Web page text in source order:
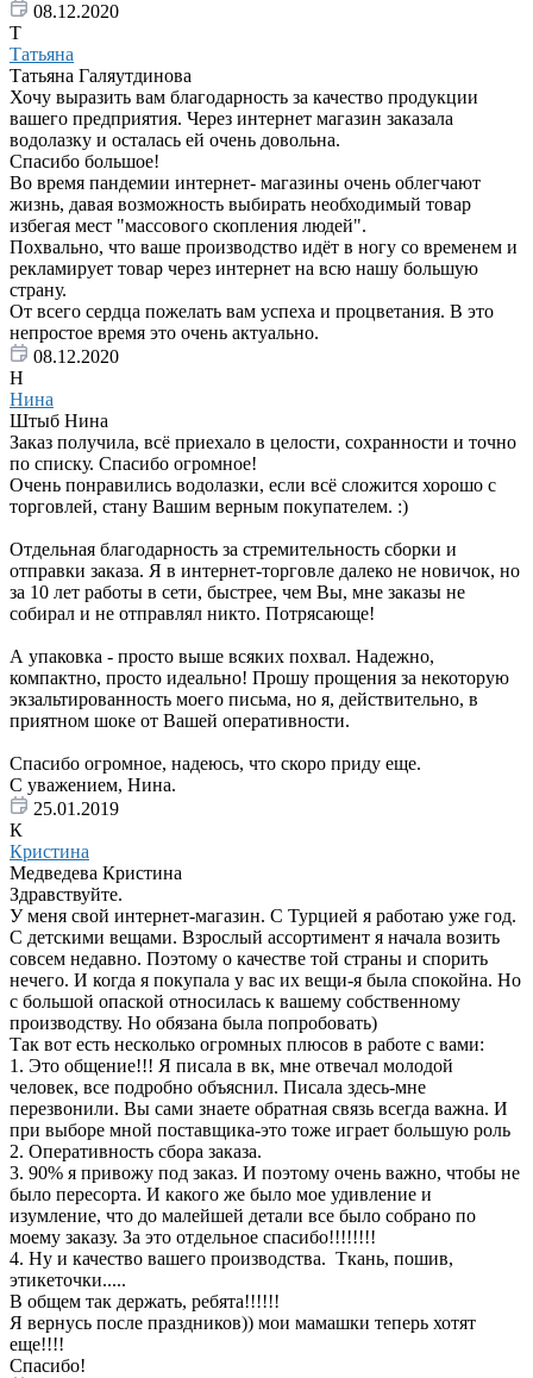
08.12.2020
Т
Татьяна
Татьяна Галяутдинова
Хочу выразить вам благодарность за качество продукции
вашего предприятия. Через интернет магазин заказала
водолазку и осталась ей очень довольна.
Спасибо большое!
Во время пандемии интернет- магазины очень облегчают
жизнь, давая возможность выбирать необходимый товар
избегая мест "массового скопления людей".
Похвально, что ваше производство идёт в ногу со временем и
рекламирует товар через интернет на всю нашу большую
страну.
От всего сердца пожелать вам успеха и процветания. В это
непростое время это очень актуально.
08.12.2020
Н
Нина
Штыб Нина
Заказ получила, всё приехало в целости, сохранности и точно
по списку. Спасибо огромное!
Очень понравились водолазки, если всё сложится хорошо с
торговлей, стану Вашим верным покупателем. :)
Отдельная благодарность за стремительность сборки и
отправки заказа. Я в интернет-торговле далеко не новичок, но
за 10 лет работы в сети, быстрее, чем Вы, мне заказы не
собирал и не отправлял никто. Потрясающе!
А упаковка - просто выше всяких похвал. Надежно,
компактно, просто идеально! Прошу прощения за некоторую
экзальтированность моего письма, но я, действительно, в
приятном шоке от Вашей оперативности.
Спасибо огромное, надеюсь, что скоро приду еще.
С уважением, Нина.
25.01.2019
К
Кристина
Медведева Кристина
Здравствуйте.
У меня свой интернет-магазин. С Турцией я работаю уже год.
С детскими вещами. Взрослый ассортимент я начала возить
совсем недавно. Поэтому о качестве той страны и спорить
нечего. И когда я покупала у вас их вещи-я была спокойна. Но
с большой опаской относилась к вашему собственному
производству. Но обязана была попробовать)
Так вот есть несколько огромных плюсов в работе с вами:
1. Это общение!!! Я писала в вк, мне отвечал молодой
человек, все подробно объяснил. Писала здесь-мне
перезвонили. Вы сами знаете обратная связь всегда важна. И
при выборе мной поставщика-это тоже играет большую роль
2. Оперативность сбора заказа.
3. 90% я привожу под заказ. И поэтому очень важно, чтобы не
было пересорта. И какого же было мое удивление и
изумление, что до малейшей детали все было собрано по
моему заказу. За это отдельное спасибо!!!!!!!!
4. Ну и качество вашего производства. Ткань, пошив,
этикеточки.....
В общем так держать, ребята!!!!!!
Я вернусь после праздников)) мои мамашки теперь хотят
еще!!!!
Спасибо!